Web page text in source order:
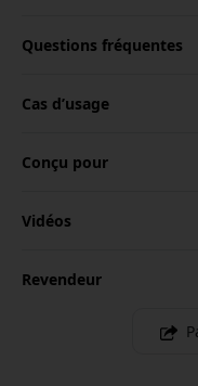
Questions fréquentes
Cas d’usage
Conçu pour
Vidéos
Revendeur